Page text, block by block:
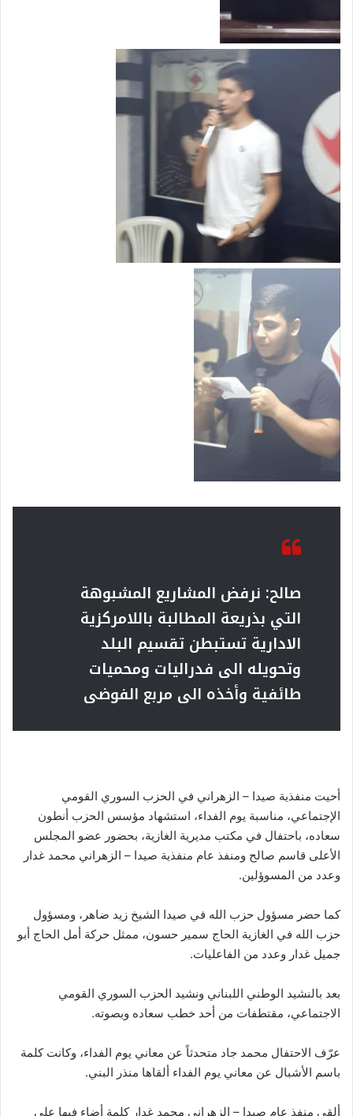
صالح: نرفض المشاريع المشبوهة
التي بذريعة المطالبة باللامركزية
الادارية تستبطن تقسيم البلد
وتحويله الى فدراليات ومحميات
طائفية وأخذه الى مربع الفوضى
أحيت منفذية صيدا – الزهراني في الحزب السوري القومي
الإجتماعي، مناسبة يوم الفداء، استشهاد مؤسس الحزب أنطون
سعاده، باحتفال في مكتب مديرية الغازية، بحضور عضو المجلس
الأعلى قاسم صالح ومنفذ عام منفذية صيدا – الزهراني محمد غدار
وعدد من المسوؤلين.
كما حضر مسؤول حزب الله في صيدا الشيخ زيد ضاهر، ومسؤول
حزب الله في الغازية الحاج سمير حسون، ممثل حركة أمل الحاج أبو
جميل غدار وعدد من الفاعليات.
بعد بالنشيد الوطني اللبناني ونشيد الحزب السوري القومي
الاجتماعي، مقتطفات من أحد خطب سعاده وبصوته.
عرّف الاحتفال محمد جاد متحدثاً عن معاني يوم الفداء، وكانت كلمة
باسم الأشبال عن معاني يوم الفداء ألقاها منذر البني.
ألقى منفذ عام صيدا – الزهراني محمد غدار كلمة أضاء فيها على